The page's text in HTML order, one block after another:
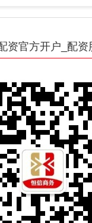
资官方开户_配资